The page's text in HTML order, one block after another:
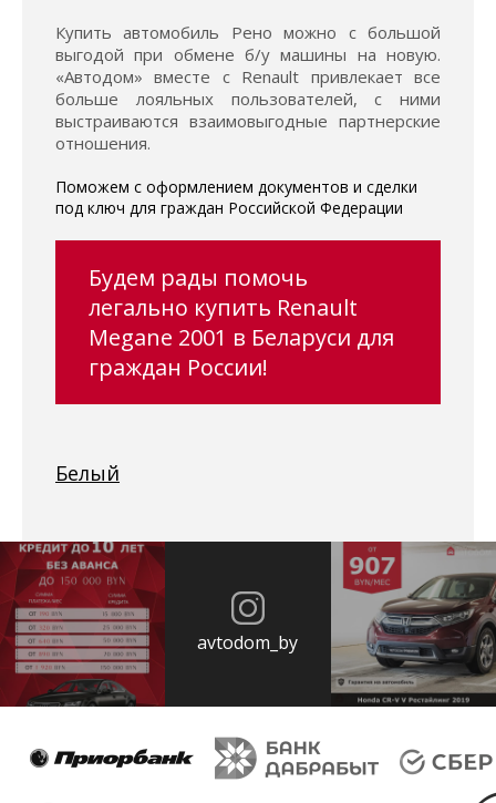
Купить автомобиль Рено можно с большой
выгодой при обмене б/у машины на новую.
«Автодом» вместе с Renault привлекает все
больше лояльных пользователей, с ними
выстраиваются взаимовыгодные партнерские
отношения.
Поможем с оформлением документов и сделки
под ключ для граждан Российской Федерации
Будем рады помочь
легально купить Renault
Megane 2001 в Беларуси для
граждан России!
Белый
avtodom_by